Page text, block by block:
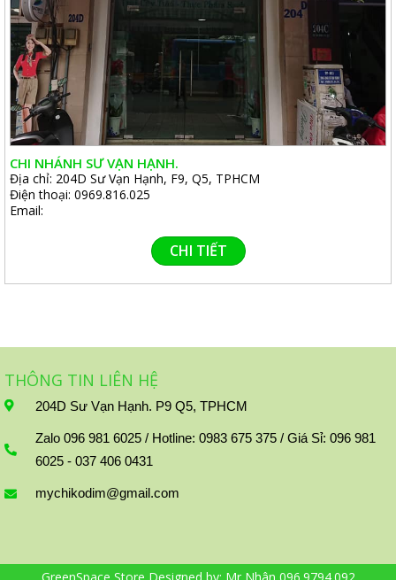
CHI NHÁNH SƯ VẠN HẠNH.
Địa chỉ: 204D Sư Vạn Hạnh, F9, Q5, TPHCM
Điện thoại: 0969.816.025
Email:
CHI TIẾT
THÔNG TIN LIÊN HỆ
204D Sư Vạn Hạnh. P9 Q5, TPHCM
Zalo 096 981 6025 / Hotline: 0983 675 375 / Giá Sỉ: 096 981
6025 - 037 406 0431
mychikodim@gmail.com